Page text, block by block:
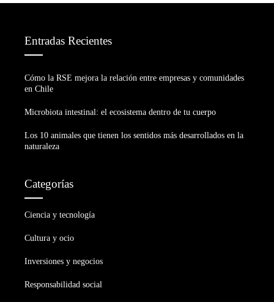
Entradas Recientes
Cómo la RSE mejora la relación entre empresas y comunidades
en Chile
Microbiota intestinal: el ecosistema dentro de tu cuerpo
Los 10 animales que tienen los sentidos más desarrollados en la
naturaleza
Categorías
Ciencia y tecnología
Cultura y ocio
Inversiones y negocios
Responsabilidad social